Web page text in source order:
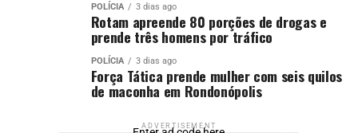
POLÍCIA 3 dias ago
Rotam apreende 80 porções de drogas e
prende três homens por tráfico
POLÍCIA 3 dias ago
Força Tática prende mulher com seis quilos
de maconha em Rondonópolis
ADVERTISEMENT